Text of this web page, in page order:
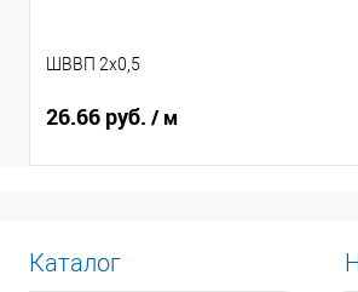
ШВВП 2х0,5
26.66 руб. / м
Каталог